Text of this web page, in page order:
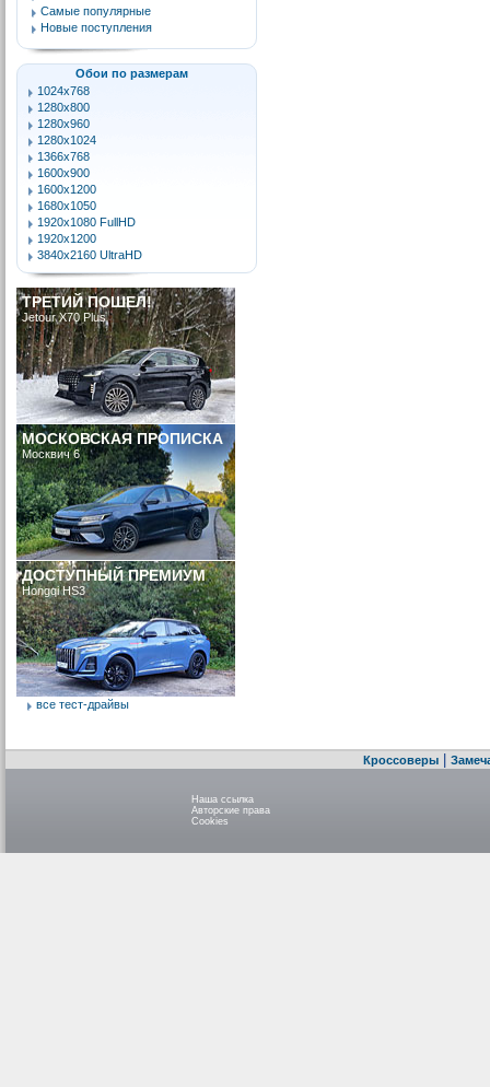
Самые популярные
Новые поступления
Обои по размерам
1024x768
1280x800
1280x960
1280x1024
1366x768
1600x900
1600x1200
1680x1050
1920x1080 FullHD
1920x1200
3840x2160 UltraHD
ТРЕТИЙ ПОШЕЛ!
Jetour X70 Plus
МОСКОВСКАЯ ПРОПИСКА
Москвич 6
ДОСТУПНЫЙ ПРЕМИУМ
Hongqi HS3
все тест-драйвы
Кроссоверы
Наша ссылка
Авторские права
Cookies